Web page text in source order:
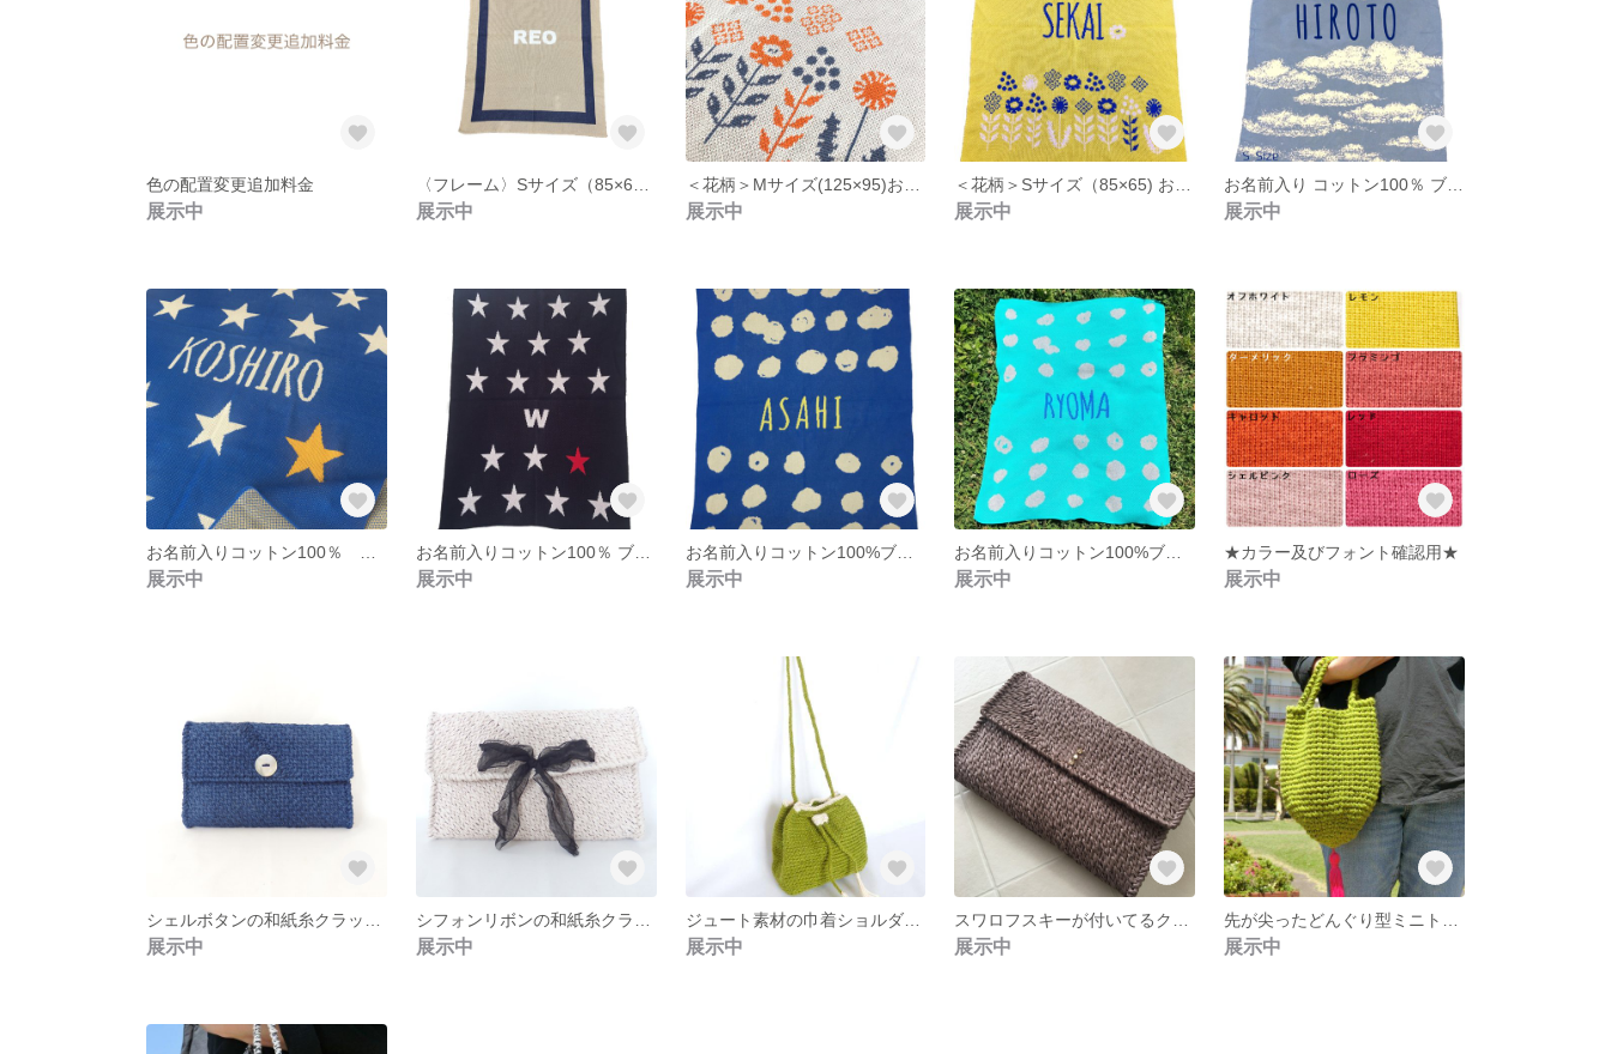
色の配置変更追加料金
展示中 展示中 展示中 展示中 展示中
展示中
お名前入りコットン100％ ブランケット 星 Sサイズ
展示中
お名前入りコットン100%ブランケット ドット Mサイズ
展示中 展示中
★カラー及びフォント確認用★
展示中
展示中 展示中
ジュート素材の巾着ショルダーバッグ
展示中 展示中 展示中